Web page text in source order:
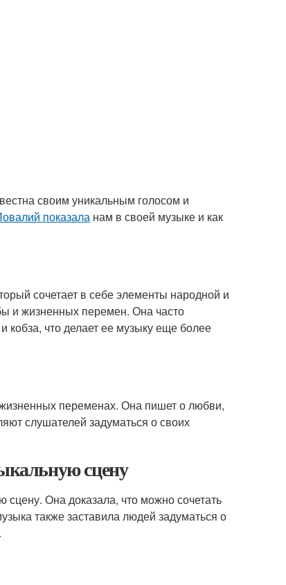
своим уникальным голосом и
показала нам в своей музыке и как
сочетает в себе элементы народной и
и жизненных перемен. Она часто
кобза, что делает ее музыку еще более
переменах. Она пишет о любви,
слушателей задуматься о своих
сцену
Она доказала, что можно сочетать
также заставила людей задуматься о